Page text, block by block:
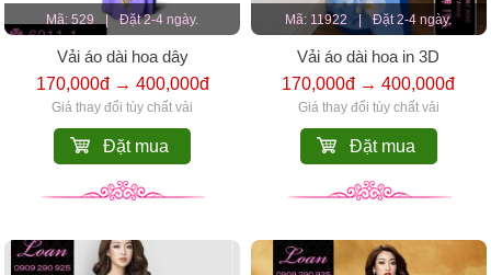
Mã: 529 | Đặt 2-4 ngày.
Vải áo dài hoa dây
170,000đ → 400,000đ
Giá thay đổi tùy chất vải
Đặt mua
Mã: 11922 | Đặt 2-4 ngày.
Vải áo dài hoa in 3D
170,000đ → 400,000đ
Giá thay đổi tùy chất vải
Đặt mua